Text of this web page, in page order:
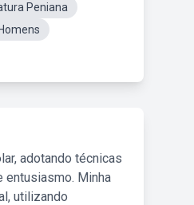
Peniana
adotando técnicas
entusiasmo. Minha
utilizando